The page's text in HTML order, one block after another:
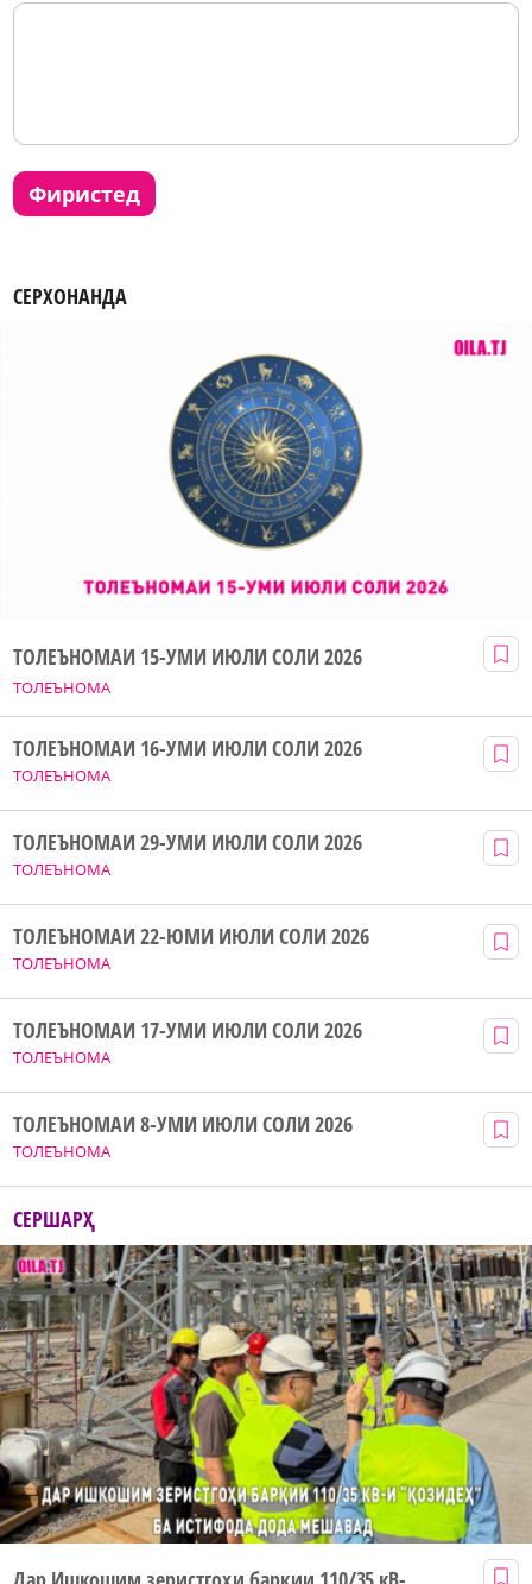
фиристед
СЕРХОНАНДА
ТОЛЕЪНОМА
ТОЛЕЪНОМАИ 15-УМИ ИЮЛИ СОЛИ 2026
ТОЛЕЪНОМА
ТОЛЕЪНОМАИ 16-УМИ ИЮЛИ СОЛИ 2026
ТОЛЕЪНОМА
ТОЛЕЪНОМАИ 29-УМИ ИЮЛИ СОЛИ 2026
ТОЛЕЪНОМА
ТОЛЕЪНОМАИ 22-ЮМИ ИЮЛИ СОЛИ 2026
ТОЛЕЪНОМА
ТОЛЕЪНОМАИ 17-УМИ ИЮЛИ СОЛИ 2026
ТОЛЕЪНОМА
ТОЛЕЪНОМАИ 8-УМИ ИЮЛИ СОЛИ 2026
СЕРШАРҲ